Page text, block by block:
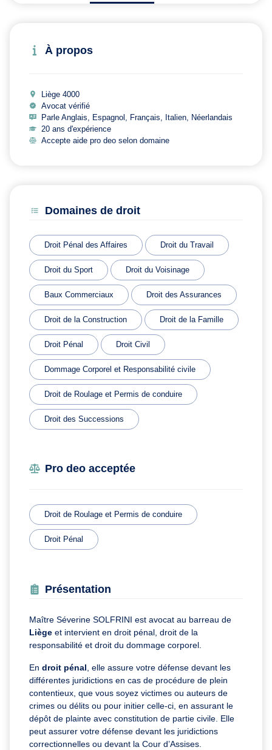
À propos
Liège 4000
Avocat vérifié
Parle Anglais, Espagnol, Français, Italien, Néerlandais
20 ans d'expérience
Accepte aide pro deo selon domaine
Domaines de droit
Droit Pénal des Affaires Droit du Travail
Droit du Sport Droit du Voisinage
Baux Commerciaux Droit des Assurances
Droit de la Construction Droit de la Famille
Droit Pénal Droit Civil
Dommage Corporel et Responsabilité civile
Droit de Roulage et Permis de conduire
Droit des Successions
Pro deo acceptée
Droit de Roulage et Permis de conduire
Droit Pénal
Présentation
Maître Séverine SOLFRINI est avocat au barreau de
Liège et intervient en droit pénal, droit de la
responsabilité et droit du dommage corporel.
En droit pénal , elle assure votre défense devant les
différentes juridictions en cas de procédure de plein
contentieux, que vous soyez victimes ou auteurs de
crimes ou délits ou pour initier celle-ci, en assurant le
dépôt de plainte avec constitution de partie civile. Elle
peut assurer votre défense devant les juridictions
correctionnelles ou devant la Cour d’Assises.